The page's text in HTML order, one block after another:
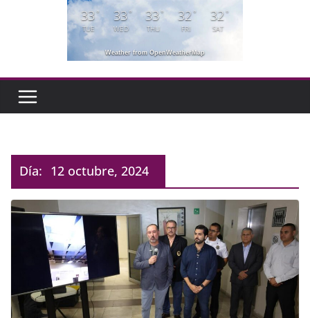
33°
TUE
33°
WED
33°
THU
32°
FRI
32°
SAT
Weather from OpenWeatherMap
Día: 12 octubre, 2024